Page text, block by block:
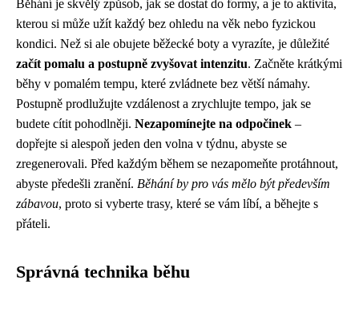
Běhání je skvělý způsob, jak se dostat do formy, a je to aktivita,
kterou si může užít každý bez ohledu na věk nebo fyzickou
kondici. Než si ale obujete běžecké boty a vyrazíte, je důležité
začít pomalu a postupně zvyšovat intenzitu. Začněte krátkými
běhy v pomalém tempu, které zvládnete bez větší námahy.
Postupně prodlužujte vzdálenost a zrychlujte tempo, jak se
budete cítit pohodlněji. Nezapomínejte na odpočinek –
dopřejte si alespoň jeden den volna v týdnu, abyste se
zregenerovali. Před každým během se nezapomeňte protáhnout,
abyste předešli zranění. Běhání by pro vás mělo být především
zábavou, proto si vyberte trasy, které se vám líbí, a běhejte s
přáteli.
Správná technika běhu